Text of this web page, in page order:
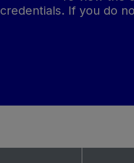
credentials. If you do